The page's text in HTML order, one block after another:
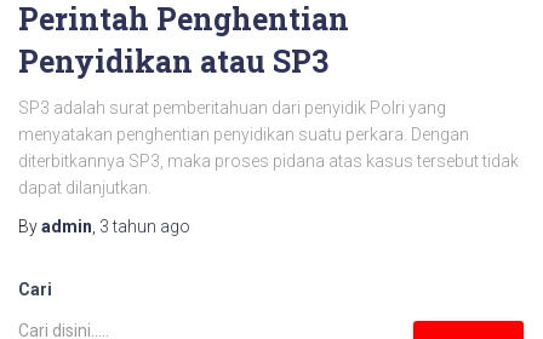
Perintah Penghentian
Penyidikan atau SP3
SP3 adalah surat pemberitahuan dari penyidik Polri yang
menyatakan penghentian penyidikan suatu perkara. Dengan
diterbitkannya SP3, maka proses pidana atas kasus tersebut tidak
dapat dilanjutkan.
Byadmin 3 tahun ago
Cari